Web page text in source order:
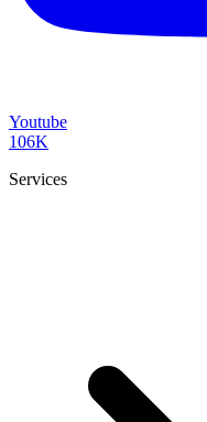
Youtube
106K
Services